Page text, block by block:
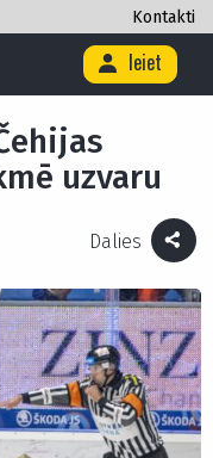
Kontakti
Ieiet
bagātniekiem un sekmē
uzvaru
Dalies